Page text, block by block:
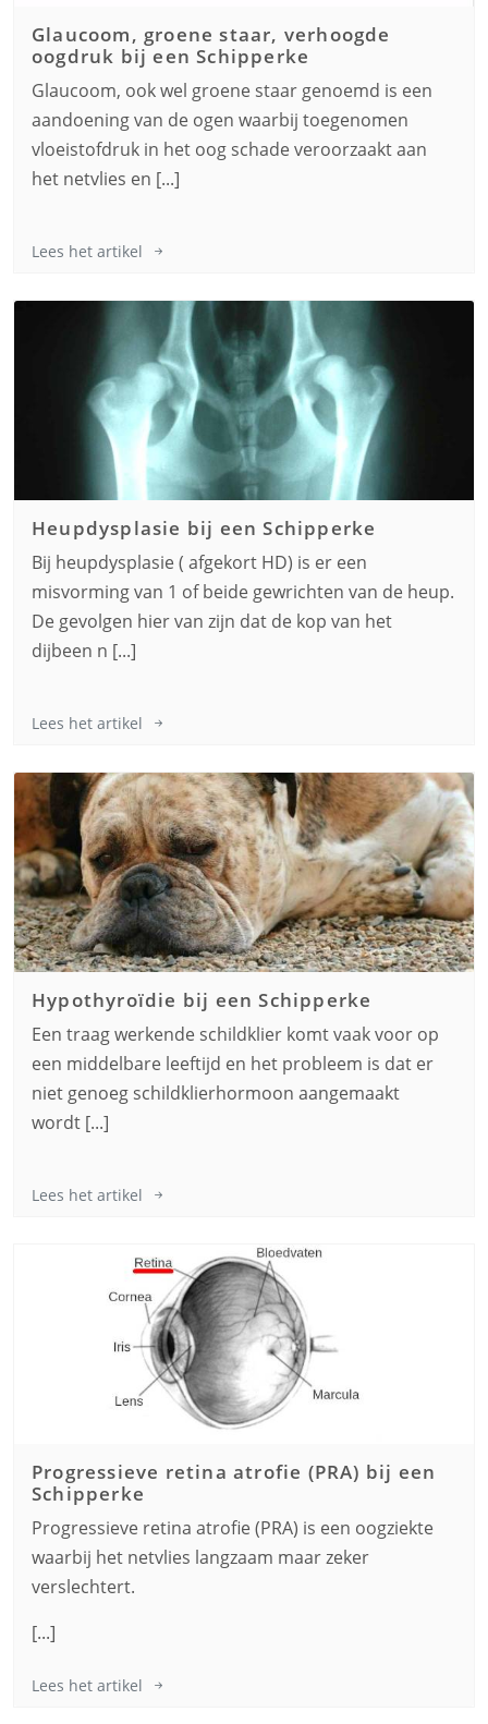
Glaucoom, groene staar, verhoogde
oogdruk bij eenSchipperke
Glaucoom, ook wel groene staar genoemd is een
aandoening van de ogen waarbij toegenomen
vloeistofdruk in het oog schade veroorzaakt aan
het netvlies en [...]
Lees het artikel
Heupdysplasie bij eenSchipperke
Bij heupdysplasie ( afgekort HD) is er een
misvorming van 1 of beide gewrichten van de heup.
De gevolgen hier van zijn dat de kop van het
dijbeen n [...]
Lees het artikel
Hypothyroïdie bij eenSchipperke
Een traag werkende schildklier komt vaak voor op
een middelbare leeftijd en het probleem is dat er
niet genoeg schildklierhormoon aangemaakt
wordt [...]
Lees het artikel
Progressieve retina atrofie (PRA) bij een
Schipperke
Progressieve retina atrofie (PRA) is een oogziekte
waarbij het netvlies langzaam maar zeker
verslechtert.
[...]
Lees het artikel